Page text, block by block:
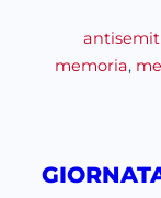
memoria,